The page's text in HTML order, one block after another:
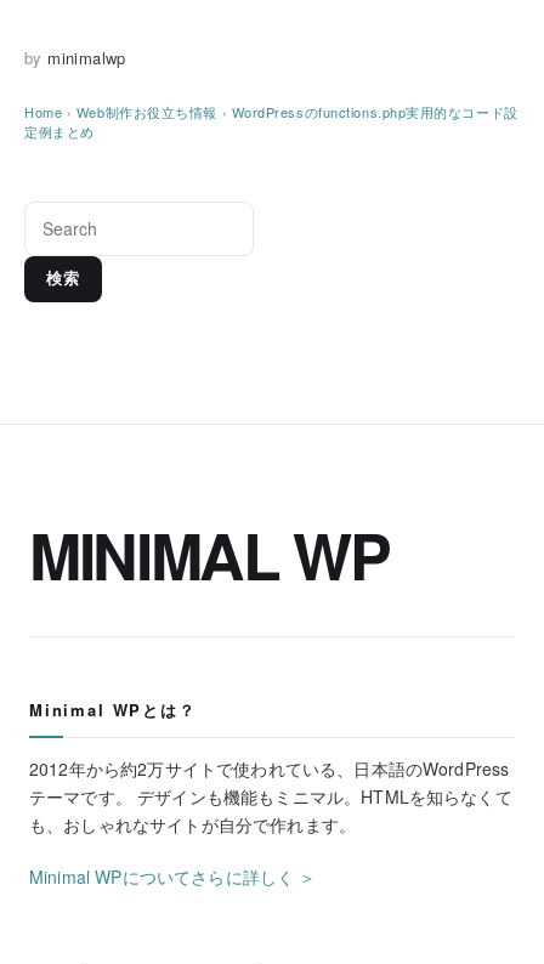
by minimalwp
Home › Web制作お役立ち情報 › WordPressのfunctions.php実用的なコード設
定例まとめ
検索
MINIMAL WP
Minimal WPとは？
2012年から約2万サイトで使われている、日本語のWordPress
テーマです。 デザインも機能もミニマル。HTMLを知らなくて
も、おしゃれなサイトが自分で作れます。
Minimal WPについてさらに詳しく ＞